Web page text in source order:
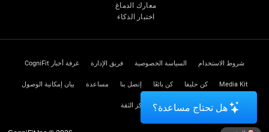
معارك الدماغ
اختبار الذكاء
شروط الاستخدام السياسة الخصوصية فريق الإدارة غرفة أخبار CogniFit
Media Kit كن حليفا كن بائعًا إتصل بنا مساعدة بيان إمكانية الوصول
مركز الثقة هل تحتاج مساعدة؟